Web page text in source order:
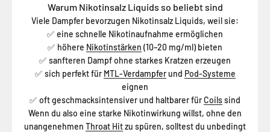
Warum Nikotinsalz Liquids so beliebt sind
Viele Dampfer bevorzugen Nikotinsalz Liquids, weil sie:
✅ eine schnelle Nikotinaufnahme ermöglichen
✅ höhere Nikotinstärken (10–20 mg/ml) bieten
✅ sanfteren Dampf ohne starkes Kratzen erzeugen
✅ sich perfekt für MTL-Verdampferund Pod-Systeme
eignen
✅ oft geschmacksintensiver und haltbarer fürCoilssind
Wenn du also eine starke Nikotinwirkung willst, ohne den
unangenehmen Throat Hitzu spüren, solltest du unbedingt